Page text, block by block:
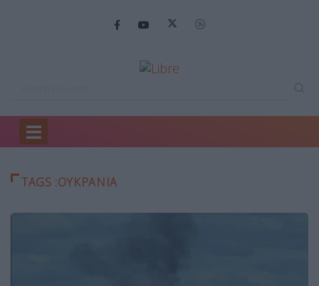
Home
TAGS :ΟΥΚΡΑΝΊΑ